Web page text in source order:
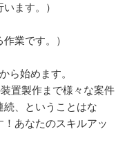
ます。）
業です。）
ら始めます。
置製作まで様々な案件
続、ということはな
！あなたのスキルアッ